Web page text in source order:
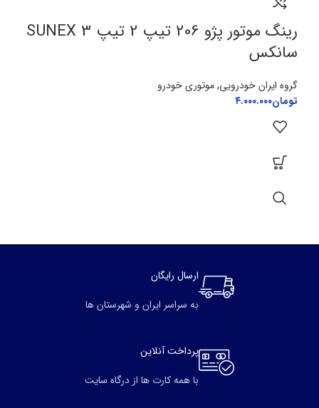
رینگ موتور پژو 206 تیپ 2 تیپ 3 SUNEX
سانکس
گروه ایران خودرویی,موتوری خودرو
تومان۴.۰۰۰.۰۰۰
ارسال رایگان
به سراسر ایران و شهرستان ها
پرداخت آنلاین
با همه کارت ها از درگاه سایت